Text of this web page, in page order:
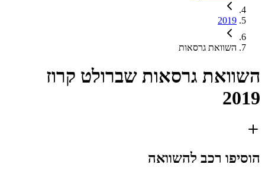
2019
השוואת גרסאות
השוואת גרסאות שברולט קרוז
2019
הוסיפו רכב להשוואה